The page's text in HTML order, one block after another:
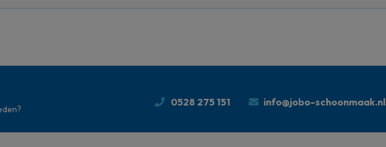
0528 275 151 info@jobo-schoonmaak.nl